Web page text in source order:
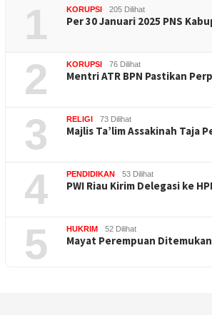
1 KORUPSI 205 Dilihat
Per 30 Januari 2025 PNS
2 KORUPSI 76 Dilihat
Mentri ATR BPN Pastikan
3 RELIGI 73 Dilihat
Majlis Ta’lim Assakinah Taja
4 PENDIDIKAN 53 Dilihat
PWI Riau Kirim Delegasi ke
5 HUKRIM 52 Dilihat
Mayat Perempuan